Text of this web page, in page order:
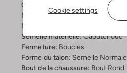
Cookie settings
Couleur:
Matière extérieure:Raphia
Matière intérieure:
Semelle matérielle:Caoutchouc
Fermeture: Boucles
Forme du talon: Semelle Normale
Bout de la chaussure: Bout Rond